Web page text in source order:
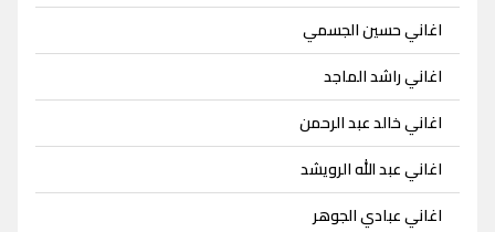
اغاني حسين الجسمي
اغاني راشد الماجد
اغاني خالد عبد الرحمن
اغاني عبد الله الرويشد
اغاني عبادي الجوهر